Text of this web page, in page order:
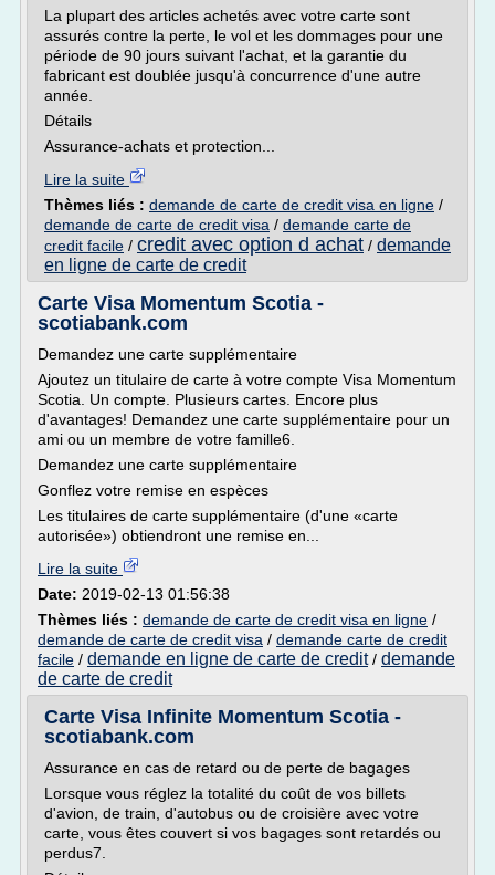
La plupart des articles achetés avec votre carte sont
assurés contre la perte, le vol et les dommages pour une
période de 90 jours suivant l'achat, et la garantie du
fabricant est doublée jusqu'à concurrence d'une autre
année.
Détails
Assurance-achats et protection...
Lire la suite
Thèmes liés : demande de carte de credit visa en ligne /
demande de carte de credit visa / demande carte de
credit facile / credit avec option d achat / demande
en ligne de carte de credit
Carte Visa Momentum Scotia -
scotiabank.com
Demandez une carte supplémentaire
Ajoutez un titulaire de carte à votre compte Visa Momentum
Scotia. Un compte. Plusieurs cartes. Encore plus
d'avantages! Demandez une carte supplémentaire pour un
ami ou un membre de votre famille6.
Demandez une carte supplémentaire
Gonflez votre remise en espèces
Les titulaires de carte supplémentaire (d'une «carte
autorisée») obtiendront une remise en...
Lire la suite
Date: 2019-02-13 01:56:38
Thèmes liés : demande de carte de credit visa en ligne /
demande de carte de credit visa / demande carte de credit
facile / demande en ligne de carte de credit/ demande
de carte de credit
Carte Visa Infinite Momentum Scotia -
scotiabank.com
Assurance en cas de retard ou de perte de bagages
Lorsque vous réglez la totalité du coût de vos billets
d'avion, de train, d'autobus ou de croisière avec votre
carte, vous êtes couvert si vos bagages sont retardés ou
perdus7.